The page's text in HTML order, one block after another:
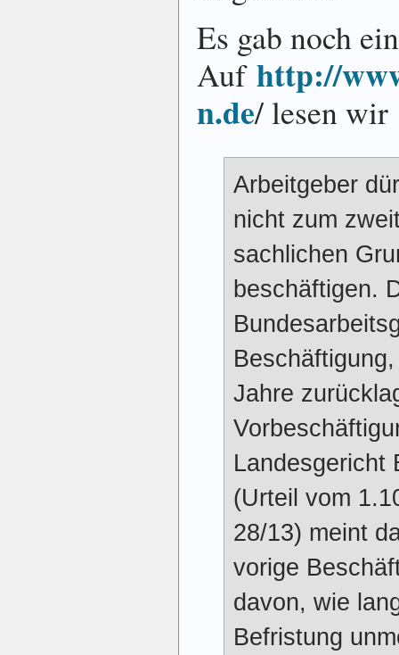
Es gab noch
Auf http://
n.de/ lesen wir
Arbeitgeber
nicht zum
sachlichen
beschäftigen.
Jahre
Landesgericht
(Urteil vom
28/13) meint
vorige
davon, wie
Befristung